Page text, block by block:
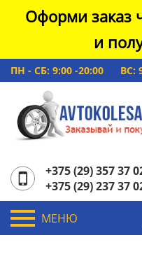
Оформи заказ
и
ПН - СБ: 9:00 -20:00 ВС:
+375 (29) 357 37
+375 (29) 237 37
МЕНЮ